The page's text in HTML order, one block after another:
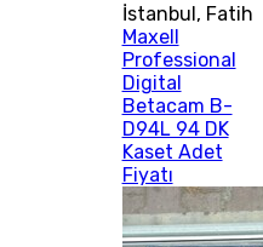
İstanbul, Fatih
Maxell
Professional
Digital
Betacam B-
D94L 94 DK
Kaset Adet
Fiyatı